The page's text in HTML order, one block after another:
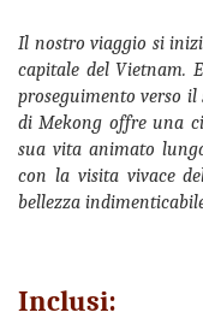
Il nostro viaggio si
capitale del Vietnam.
proseguimento verso
di Mekong offre una
sua vita animato
con la visita vivace
bellezza
Inclusi: